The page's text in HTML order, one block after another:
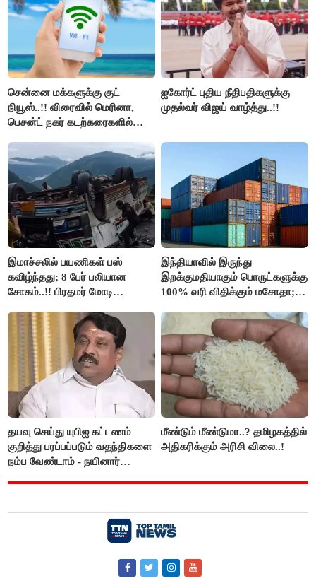
சென்னை மக்களுக்கு குட்
நியூஸ்..!! விரைவில் மெரினா,
பெசன்ட் நகர் கடற்கரைகளில்
ஐகோர்ட் புதிய நீதிபதிகளுக்கு
முதல்வர் விஜய் வாழ்த்து..!!
இமாச்சலில் பயணிகள் பஸ்
கவிழ்ந்தது; 8 பேர் பலியான
சோகம்..!! பிரதமர் மோடி
இந்தியாவில் இருந்து
இறக்குமதியாகும் பொருட்களுக்கு
100% வரி விதிக்கும் மசோதா;
தயவு செய்து யுபிஐ கட்டணம்
குறித்து பரப்பப்படும் வதந்திகளை
நம்ப வேண்டாம் - நயினார்
மீண்டும் மீண்டுமா..? தமிழகத்தில்
அதிகரிக்கும் அரிசி விலை..!